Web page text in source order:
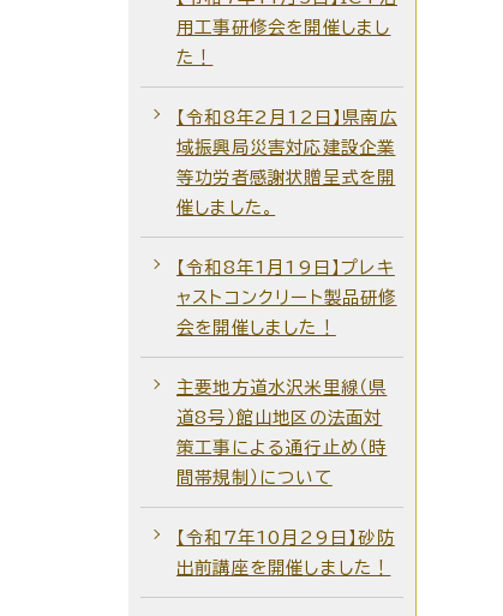
用工事研修会を開催しまし
た！
【令和8年2月12日】県南広
域振興局災害対応建設企業
等功労者感謝状贈呈式を開
催しました。
【令和8年1月19日】プレキ
ャストコンクリート製品研修
会を開催しました！
主要地方道水沢米里線（県
道8号）館山地区の法面対
策工事による通行止め（時
間帯規制）について
【令和7年10月29日】砂防
出前講座を開催しました！